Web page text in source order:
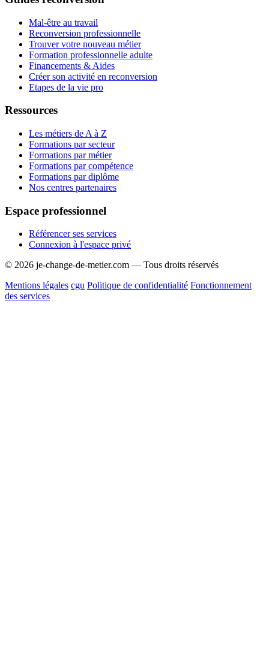
Mal-être au travail
Reconversion professionnelle
Trouver votre nouveau métier
Formation professionnelle adulte
Financements & Aides
Créer son activité en reconversion
Etapes de la vie pro
Ressources
Les métiers de A à Z
Formations par secteur
Formations par métier
Formations par compétence
Formations par diplôme
Nos centres partenaires
Espace professionnel
Référencer ses services
Connexion à l'espace privé
© 2026 je-change-de-metier.com — Tous droits réservés
Mentions légales cgu Politique de confidentialité Fonctionnement
des services